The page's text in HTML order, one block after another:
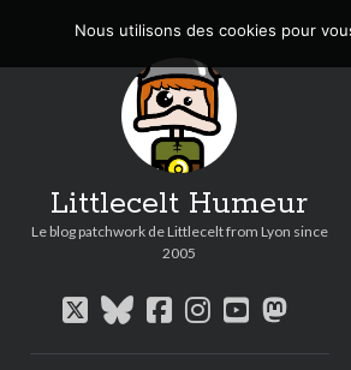
Littlecelt Humeur
Le blog patchwork de Littlecelt from Lyon since
2005
twitterbluesky
facebook
instagram
youtube
Nous utilisons des cookies pour